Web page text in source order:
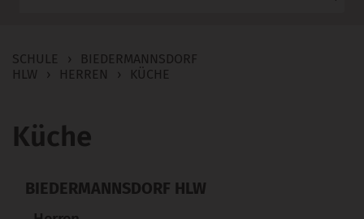
SCHULE ›
BIEDERMANNSDORF
HLW
› HERREN › KÜCHE
Küche
BIEDERMANNSDORF HLW